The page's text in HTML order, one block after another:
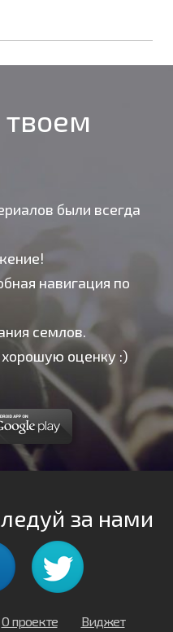
были всегда
навигация по
семлов.
оценку :)
за нами
О проекте Виджет